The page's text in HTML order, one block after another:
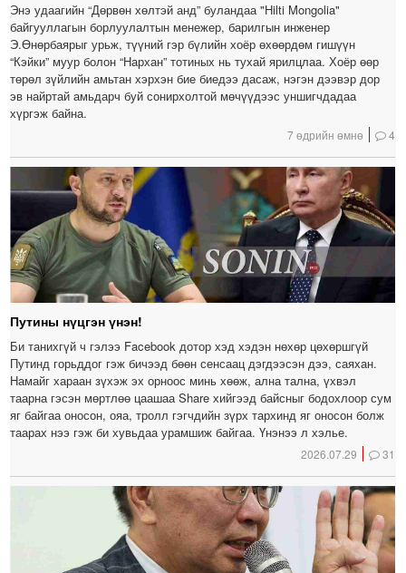
Энэ удаагийн “Дөрвөн хөлтэй анд” буландаа "Hilti Mongolia"
байгууллагын борлуулалтын менежер, барилгын инженер
Э.Өнөрбаярыг урьж, түүний гэр бүлийн хоёр өхөөрдөм гишүүн
“Кэйки” муур болон “Нархан” тотиных нь тухай ярилцлаа. Хоёр өөр
төрөл зүйлийн амьтан хэрхэн бие биедээ дасаж, нэгэн дээвэр дор
эв найртай амьдарч буй сонирхолтой мөчүүдээс уншигчдадаа
хүргэж байна.
7 өдрийн өмнө 4
Путины нүцгэн үнэн!
Би танихгүй ч гэлээ Facebook дотор хэд хэдэн нөхөр цөхөршгүй
Путинд горьддог гэж бичээд бөөн сенсаац дэгдээсэн дээ, саяхан.
Намайг хараан зүхэж эх орноос минь хөөж, ална тална, үхвэл
таарна гэсэн мөртлөө цаашаа Share хийгээд байсныг бодохлоор сум
яг байгаа оносон, ояа, тролл гэгчдийн зүрх тархинд яг оносон болж
таарах нээ гэж би хувьдаа урамшиж байгаа. Үнэнээ л хэлье.
2026.07.29 31